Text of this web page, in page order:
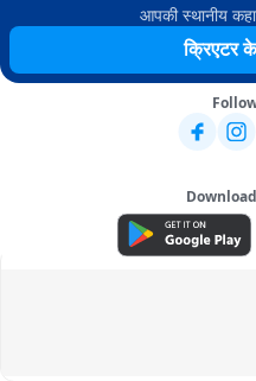
आपकी स्थानीय
क्रिएटर